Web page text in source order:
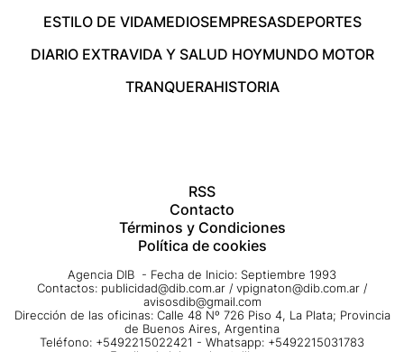
ESTILO DE VIDAMEDIOSEMPRESASDEPORTES
DIARIO EXTRAVIDA Y SALUD HOYMUNDO MOTOR
TRANQUERAHISTORIA
RSS
Contacto
Términos y Condiciones
Política de cookies
Agencia DIB - Fecha de Inicio: Septiembre 1993
Contactos: publicidad@dib.com.ar / vpignaton@dib.com.ar /
avisosdib@gmail.com
Dirección de las oficinas: Calle 48 Nº 726 Piso 4, La Plata; Provincia
de Buenos Aires, Argentina
Teléfono: +5492215022421 - Whatsapp: +5492215031783